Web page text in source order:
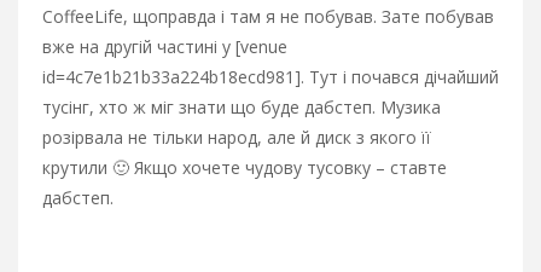
CoffeeLife, щоправда і там я не побував. Зате побував
вже на другій частині у [venue
id=4c7e1b21b33a224b18ecd981]. Тут і почався дічайший
тусінг, хто ж міг знати що буде дабстеп. Музика
розірвала не тільки народ, але й диск з якого її
крутили 🙂 Якщо хочете чудову тусовку – ставте
дабстеп.